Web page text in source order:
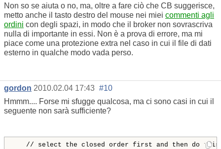
Non so se aiuta o no, ma, oltre a fare ciò che CB suggerisce,
metto anche il tasto destro del mouse nei miei commenti agli
ordini con degli spazi, in modo che il broker non sovrascriva
nulla di importante in essi. Non è a prova di errore, ma mi
piace come una protezione extra nel caso in cui il file di dati
esterno in qualche modo vada perso.
gordon 2010.02.04 17:43 #10
Hmmm.... Forse mi sfugge qualcosa, ma ci sono casi in cui il
seguente non sarà sufficiente?
// select the closed order first and then do